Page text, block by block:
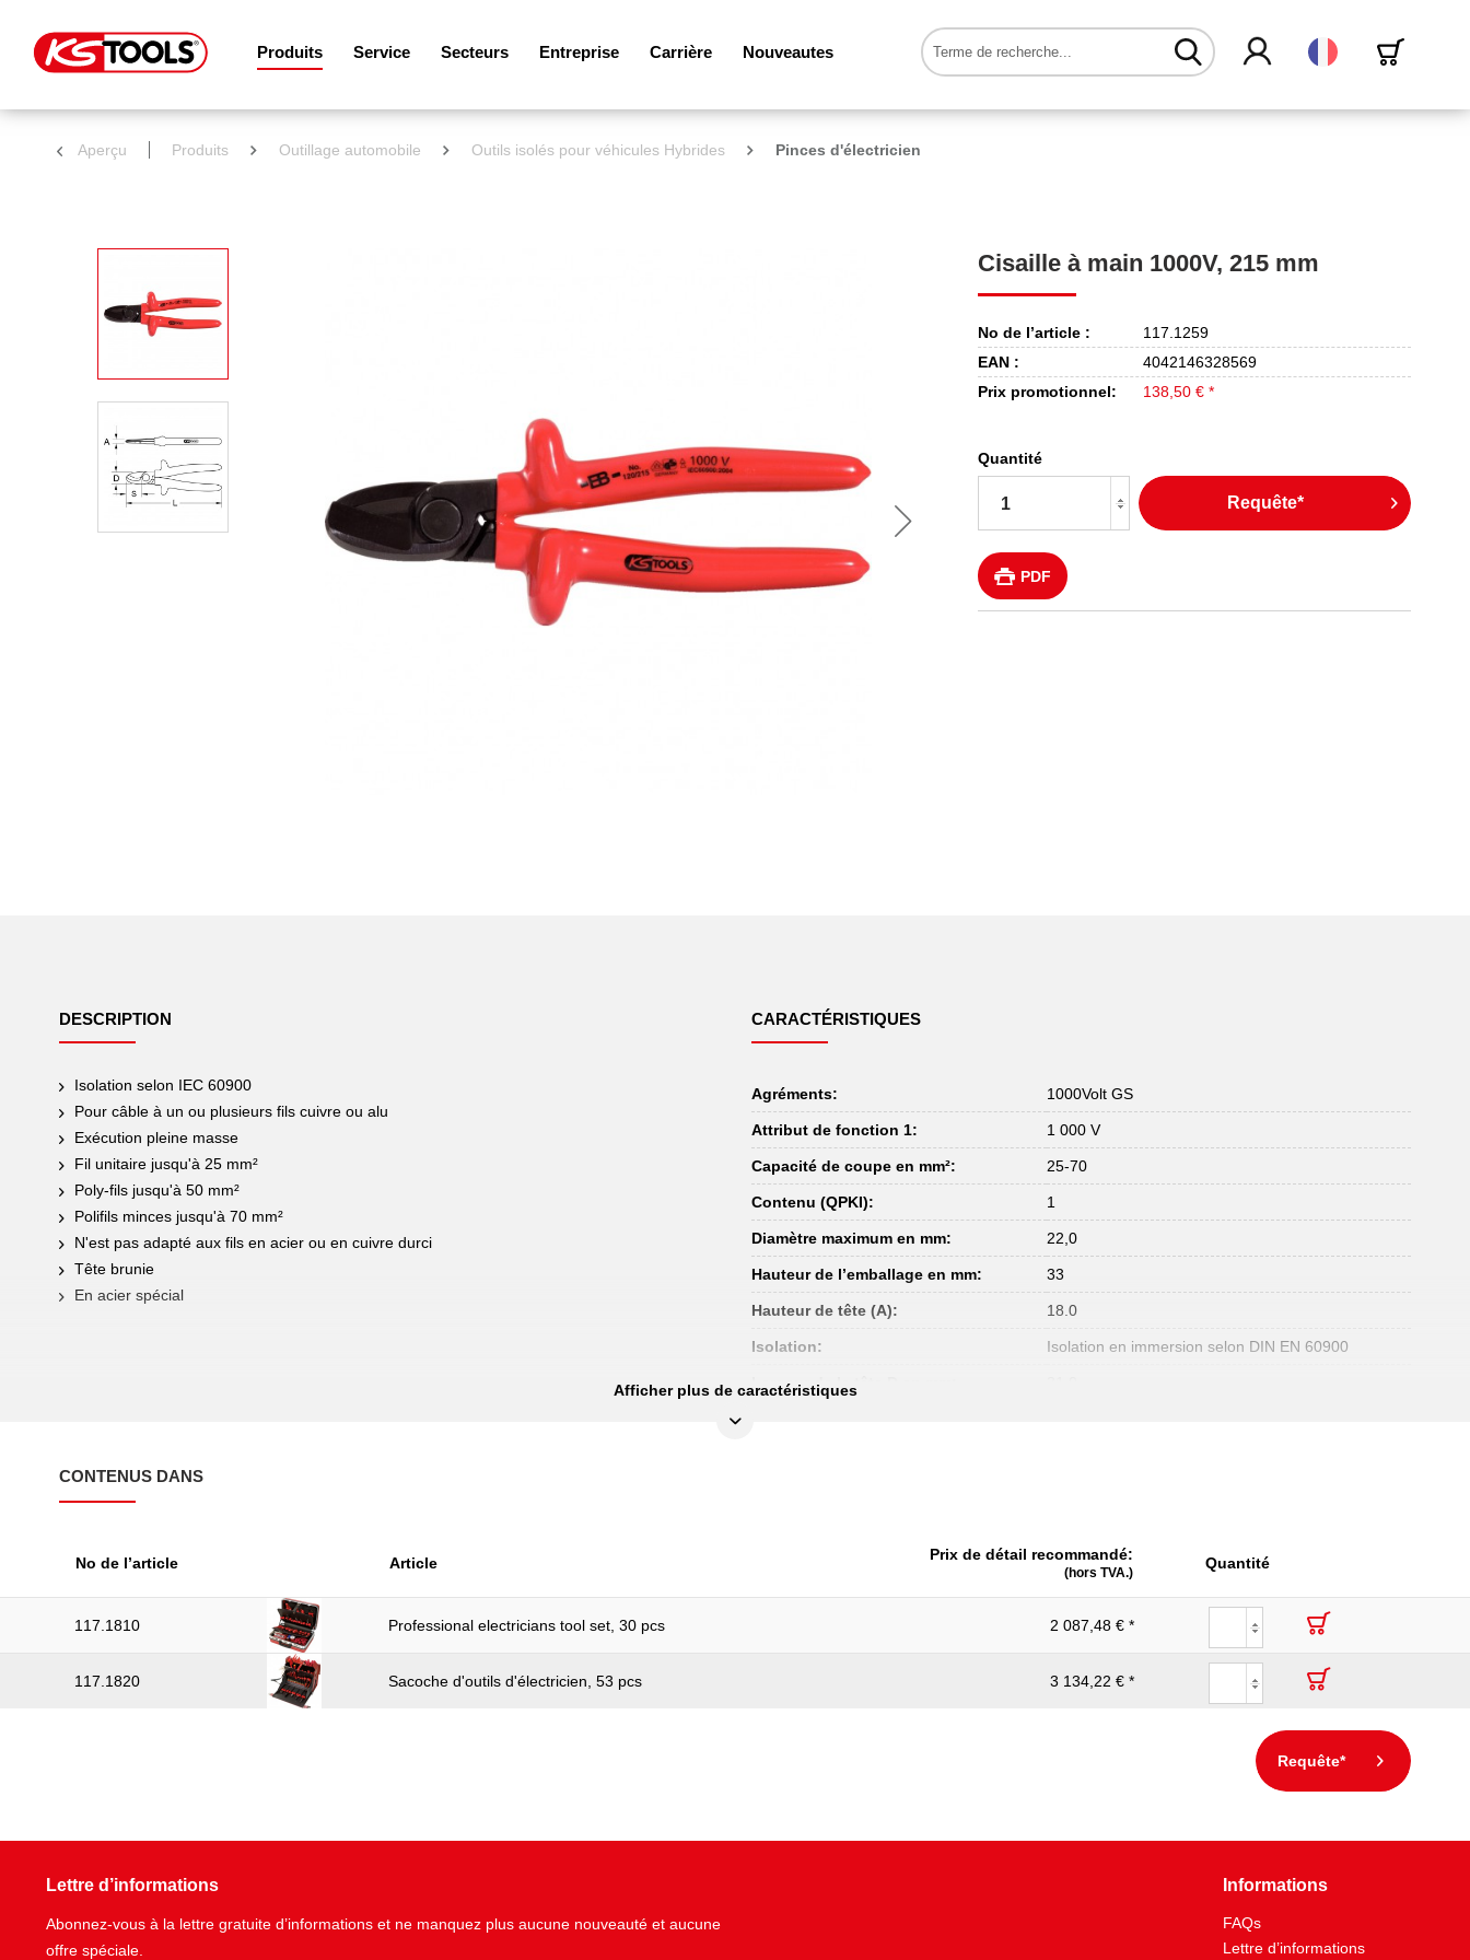
Produits Service Secteurs Entreprise Carrière Nouveautes Français
Aperçu Produits Outillage automobile Outils isolés pour véhicules Hybrides Pinces d'électricien
Cisaille à main 1000V, 215 mm
No de l’article :
117.1259
EAN :
4042146328569
Prix promotionnel:
138,50 € *
Quantité
Requête*
PDF
DESCRIPTION
Isolation selon IEC 60900
Pour câble à un ou plusieurs fils cuivre ou alu
Exécution pleine masse
Fil unitaire jusqu'à 25 mm²
Poly-fils jusqu'à 50 mm²
Polifils minces jusqu'à 70 mm²
N'est pas adapté aux fils en acier ou en cuivre durci
Tête brunie
En acier spécial
CARACTÉRISTIQUES
Agréments: 1000Volt GS
Attribut de fonction 1: 1 000 V
Capacité de coupe en mm²: 25-70
Contenu (QPKI): 1
Diamètre maximum en mm: 22,0
Hauteur de l’emballage en mm: 33
Hauteur de tête (A): 18.0
Isolation: Isolation en immersion selon DIN EN 60900
Largeur de la tête D en mm:
Outil en alliage spécial
Matière 2: Brunie
IEC 60900
Afficher plus de caractéristiques
CONTENUS DANS
No de l’article Article Prix de détail recommandé:
(hors TVA.)
Quantité
117.1810 Professional electricians tool set, 30 pcs 2 087,48 € *
117.1820 Sacoche d'outils d'électricien, 53 pcs 3 134,22 € *
Requête*
Lettre d’informations
Abonnez-vous à la lettre gratuite d’informations et ne manquez plus aucune nouveauté et aucune
offre spéciale.
Informations
FAQs
Lettre d’informations